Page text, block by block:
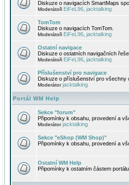
Diskuze o navigacích SmartMaps
Moderátoři EiFeL96 jacktalking
TomTom
Diskuze o navigacích TomTom.
Moderátoři EiFeL96 jacktalking
Ostatní navigace
Diskuze o ostatních navigačních
Moderátoři EiFeL96 jacktalking
Příslušenství pro navigace
Diskuze o příslušenství pro všechny
Moderátorjacktalking
Portál WM Help
Sekce "forum"
Připomínky k obsahu, provedení a
Moderátorjacktalking
Sekce "eShop (WM Shop)"
Připomínky k obsahu, provedení a
Ostatní WM Help
Připomínky k ostatním částem